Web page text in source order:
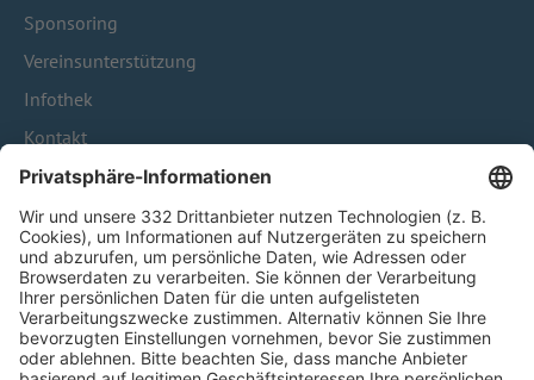
Sponsoring
Vereinsunterstützung
Infothek
Kontakt
HÄUFIG BESUCHTE SEITEN
Pässe und Vereinswechsel
Trainerausbildung
Schulungsangebot Vereinsmitarbeiter
BFV-Geschäftsstellen